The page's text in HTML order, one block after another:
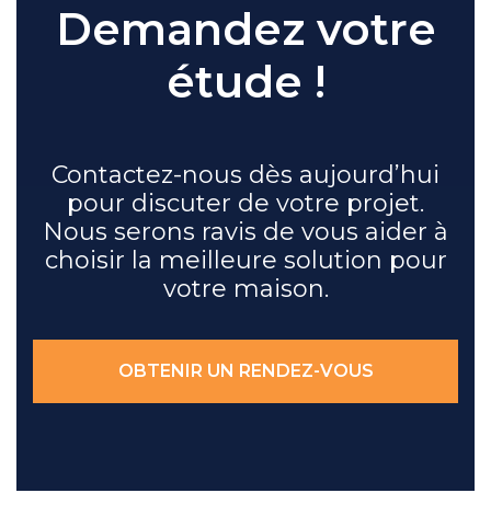
Demandez votre
étude !
Contactez-nous dès aujourd’hui
pour discuter de votre projet.
Nous serons ravis de vous aider à
choisir la meilleure solution pour
votre maison.
OBTENIR UN RENDEZ-VOUS